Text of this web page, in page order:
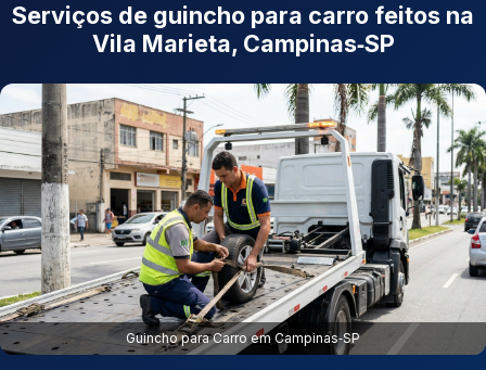
Serviços de guincho para carro feitos na
Vila Marieta, Campinas‑SP
Guincho para Carro em Campinas‑SP